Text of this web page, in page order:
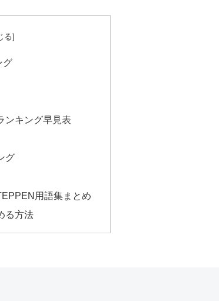
グ
ンキング早見表
グ
用語集まとめ
る方法